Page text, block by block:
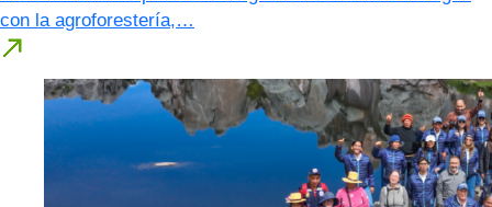
con la agroforestería,…